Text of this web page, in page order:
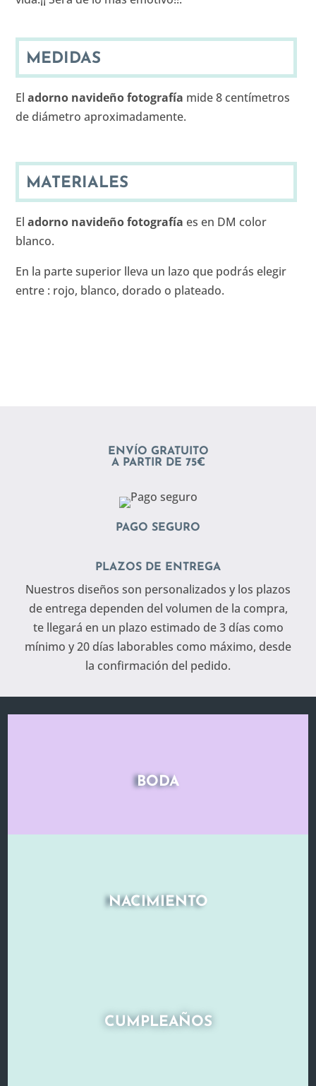
MEDIDAS
Eladorno navideño fotografía mide 8 centímetros
de diámetro aproximadamente.
MATERIALES
El adorno navideño fotografía es en DM color
blanco.
En la parte superior lleva un lazo que podrás elegir
entre : rojo, blanco, dorado o plateado.
ENVÍO GRATUITO
A PARTIR DE 75€
PAGO SEGURO
PLAZOS DE ENTREGA
Nuestros diseños son personalizados y los plazos
de entrega dependen del volumen de la compra,
te llegará en un plazo estimado de 3 días como
mínimo y 20 días laborables como máximo, desde
la confirmación del pedido.
BODA
NACIMIENTO
CUMPLEAÑOS